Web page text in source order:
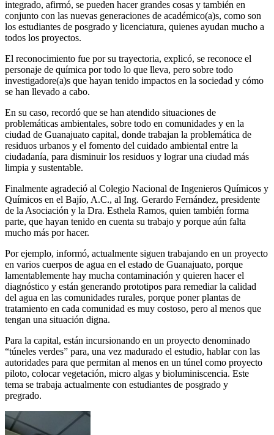
integrado, afirmó, se pueden hacer grandes cosas y también en
conjunto con las nuevas generaciones de académico(a)s, como son
los estudiantes de posgrado y licenciatura, quienes ayudan mucho a
todos los proyectos.
El reconocimiento fue por su trayectoria, explicó, se reconoce el
personaje de química por todo lo que lleva, pero sobre todo
investigadore(a)s que hayan tenido impactos en la sociedad y cómo
se han llevado a cabo.
En su caso, recordó que se han atendido situaciones de
problemáticas ambientales, sobre todo en comunidades y en la
ciudad de Guanajuato capital, donde trabajan la problemática de
residuos urbanos y el fomento del cuidado ambiental entre la
ciudadanía, para disminuir los residuos y lograr una ciudad más
limpia y sustentable.
Finalmente agradeció al Colegio Nacional de Ingenieros Químicos y
Químicos en el Bajío, A.C., al Ing. Gerardo Fernández, presidente
de la Asociación y la Dra. Esthela Ramos, quien también forma
parte, que hayan tenido en cuenta su trabajo y porque aún falta
mucho más por hacer.
Por ejemplo, informó, actualmente siguen trabajando en un proyecto
en varios cuerpos de agua en el estado de Guanajuato, porque
lamentablemente hay mucha contaminación y quieren hacer el
diagnóstico y están generando prototipos para remediar la calidad
del agua en las comunidades rurales, porque poner plantas de
tratamiento en cada comunidad es muy costoso, pero al menos que
tengan una situación digna.
Para la capital, están incursionando en un proyecto denominado
“túneles verdes” para, una vez madurado el estudio, hablar con las
autoridades para que permitan al menos en un túnel como proyecto
piloto, colocar vegetación, micro algas y bioluminiscencia. Este
tema se trabaja actualmente con estudiantes de posgrado y
pregrado.